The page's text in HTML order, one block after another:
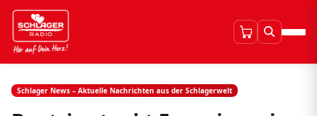
Schlager News – Aktuelle Nachrichten aus der Schlagerwelt